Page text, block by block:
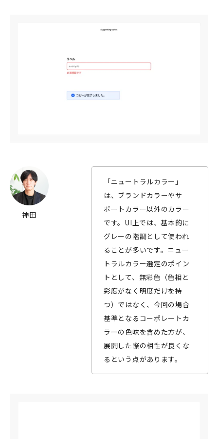
神田
「ニュートラルカラー」
は、ブランドカラーやサ
ポートカラー以外のカラー
です。UI上では、基本的に
グレーの階調として使われ
ることが多いです。ニュー
トラルカラー選定のポイン
トとして、無彩色（色相と
彩度がなく明度だけを持
つ）ではなく、今回の場合
基準となるコーポレートカ
ラーの色味を含めた方が、
展開した際の相性が良くな
るという点があります。